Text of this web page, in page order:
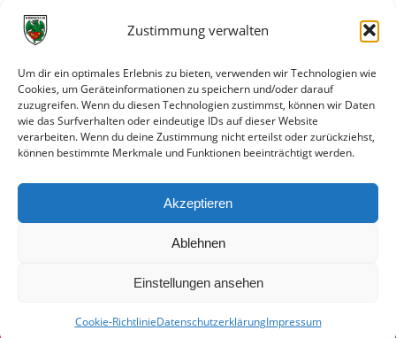
Zustimmung verwalten
Um dir ein optimales Erlebnis zu bieten, verwenden wir Technologien wie
Cookies, um Geräteinformationen zu speichern und/oder darauf
zuzugreifen. Wenn du diesen Technologien zustimmst, können wir Daten
wie das Surfverhalten oder eindeutige IDs auf dieser Website
verarbeiten. Wenn du deine Zustimmung nicht erteilst oder zurückziehst,
können bestimmte Merkmale und Funktionen beeinträchtigt werden.
Akzeptieren
Ablehnen
Einstellungen ansehen
Cookie-RichtlinieDatenschutzerklärungImpressum
31. Juli 2026
30. Juli 2026
Deine Spielminute: 89+1
28. Juli 2026
Neuer Rückensponsor
Neue Podcast-Folge: So tickt Björn!
27. Juli 2026
© VfR Wormatia Worms